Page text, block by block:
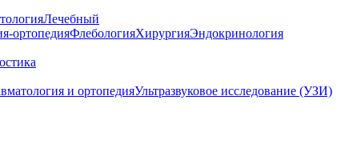
Лечебный
ортопедияФлебологияХирургияЭндокринология
и ортопедияУльтразвуковое исследование (УЗИ)